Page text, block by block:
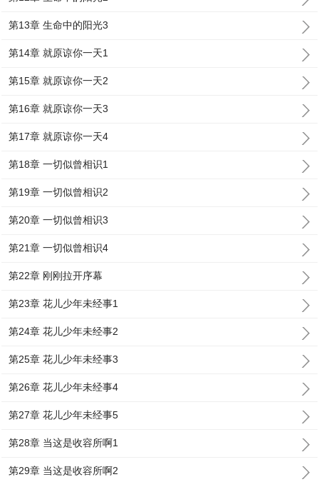
第13章 生命中的阳光3
第14章 就原谅你一天1
第15章 就原谅你一天2
第16章 就原谅你一天3
第17章 就原谅你一天4
第18章 一切似曾相识1
第19章 一切似曾相识2
第20章 一切似曾相识3
第21章 一切似曾相识4
第22章 刚刚拉开序幕
第23章 花儿少年未经事1
第24章 花儿少年未经事2
第25章 花儿少年未经事3
第26章 花儿少年未经事4
第27章 花儿少年未经事5
第28章 当这是收容所啊1
第29章 当这是收容所啊2